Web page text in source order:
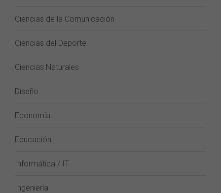
Ciencias de la Comunicación
Ciencias del Deporte
Ciencias Naturales
Diseño
Economía
Educación
Informática / IT
Ingeniería